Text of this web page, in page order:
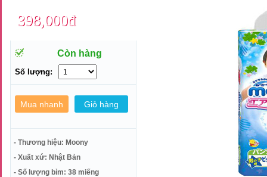
398,000đ
Còn hàng
Số lượng:
- Thương hiệu: Moony
- Xuất xứ: Nhật Bản
- Số lượng bỉm: 38 miếng